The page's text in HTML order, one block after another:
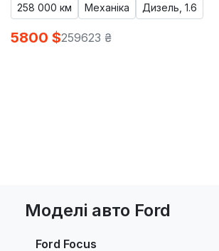
258 000 км Механіка Дизель, 1.6
5800 $259623 ₴
Моделі авто Ford
Ford Focus